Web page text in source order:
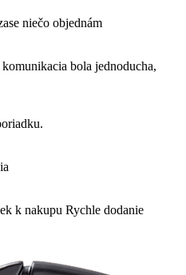
niečo objednám
bola jednoducha,
k nakupu Rychle dodanie